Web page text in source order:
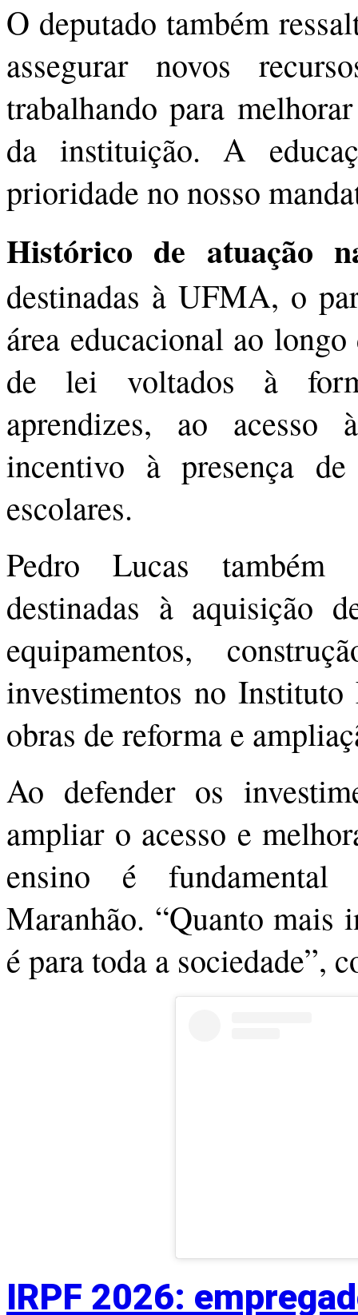
O deputado também
assegurar novos
trabalhando para
da instituição. A
prioridade no nosso
Histórico de atuação
destinadas à UFMA, o
área educacional ao
de lei voltados à
aprendizes, ao
incentivo à presença
escolares.
Pedro Lucas também
destinadas à aquisição
equipamentos,
investimentos no
obras de reforma e
Ao defender os
ampliar o acesso e
ensino é
Maranhão. “Quanto mais
é para toda a sociedade”,
IRPF 2026: